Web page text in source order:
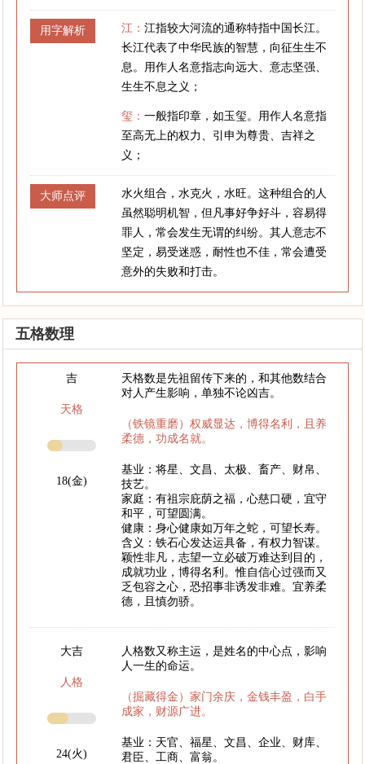
用字解析 江：江指较大河流的通称特指中国长江。
长江代表了中华民族的智慧，向征生生不
息。用作人名意指志向远大、意志坚强、
生生不息之义；
玺：一般指印章，如玉玺。用作人名意指
至高无上的权力、引申为尊贵、吉祥之
义；
大师点评
水火组合，水克火，水旺。这种组合的人
虽然聪明机智，但凡事好争好斗，容易得
罪人，常会发生无谓的纠纷。其人意志不
坚定，易受迷惑，耐性也不佳，常会遭受
意外的失败和打击。
五格数理
吉
天格
18(金)
天格数是先祖留传下来的，和其他数结合
对人产生影响，单独不论凶吉。
（铁镜重磨）权威显达，博得名利，且养
柔德，功成名就。
基业：将星、文昌、太极、畜产、财帛、
技艺。
家庭：有祖宗庇荫之福，心慈口硬，宜守
和平，可望圆满。
健康：身心健康如万年之蛇，可望长寿。
含义：铁石心发达运具备，有权力智谋。
颖性非凡，志望一立必破万难达到目的，
成就功业，博得名利。惟自信心过强而又
乏包容之心，恐招事非诱发非难。宜养柔
德，且慎勿骄。
大吉
人格
24(火)
人格数又称主运，是姓名的中心点，影响
人一生的命运。
（掘藏得金）家门余庆，金钱丰盈，白手
成家，财源广进。
基业：天官、福星、文昌、企业、财库、
君臣、工商、富翁。